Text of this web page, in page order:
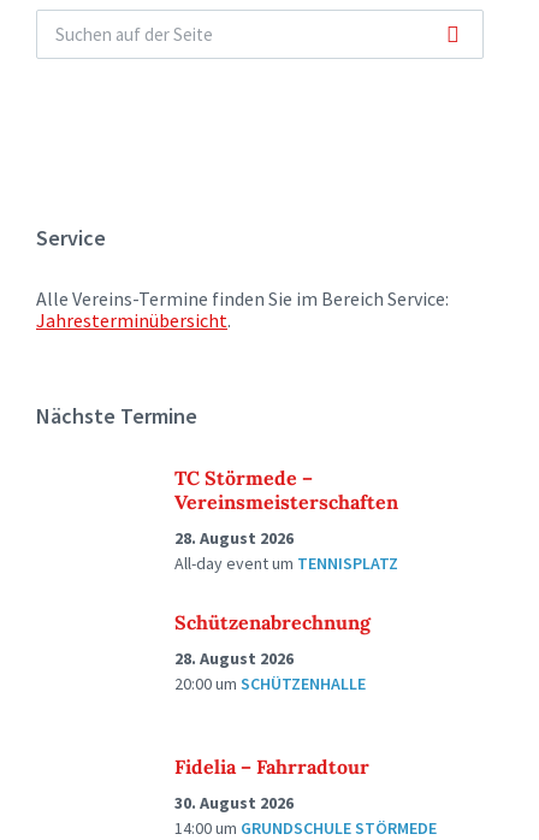
Service
Alle Vereins-Termine finden Sie im Bereich Service:
Jahresterminübersicht.
Nächste Termine
TC Störmede –
Vereinsmeisterschaften
28. August 2026
All-day eventum TENNISPLATZ
Schützenabrechnung
28. August 2026
20:00um SCHÜTZENHALLE
Fidelia – Fahrradtour
30. August 2026
14:00um GRUNDSCHULE STÖRMEDE